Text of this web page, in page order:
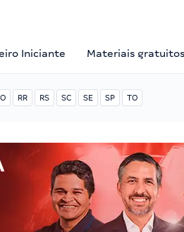
Iniciante Materiais gratuitos
RR RS SC SE SP TO